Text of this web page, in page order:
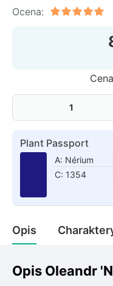
Rudbeckia
Hakonechoa
Różanecznik
Pnącza
Glicynia
Wiciokrzew
Ocena:
Plant Passport
A: Nérium
C: 1354
Opis
Opis Oleandr